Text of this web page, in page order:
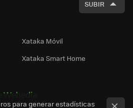
SUBIR
Xataka Móvil
Xataka Smart Home
para generar estadísticas